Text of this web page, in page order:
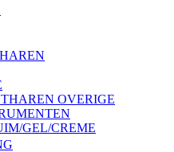
OVERIGE
GEL/CREME